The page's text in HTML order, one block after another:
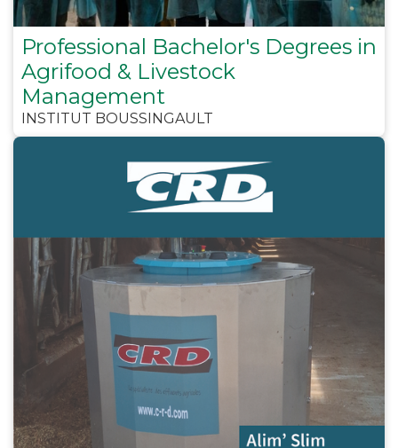
Professional Bachelor's Degrees in
Agrifood & Livestock
Management
INSTITUT BOUSSINGAULT